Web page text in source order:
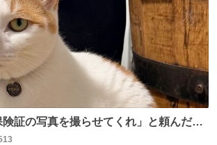
険証の写真を撮らせてくれ」と頼んだら
ズを取ってくれた人